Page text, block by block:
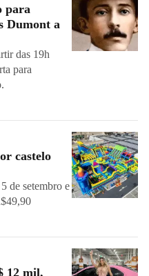
para
Dumont a
das 19h
para
castelo
de setembro e
12 mil,